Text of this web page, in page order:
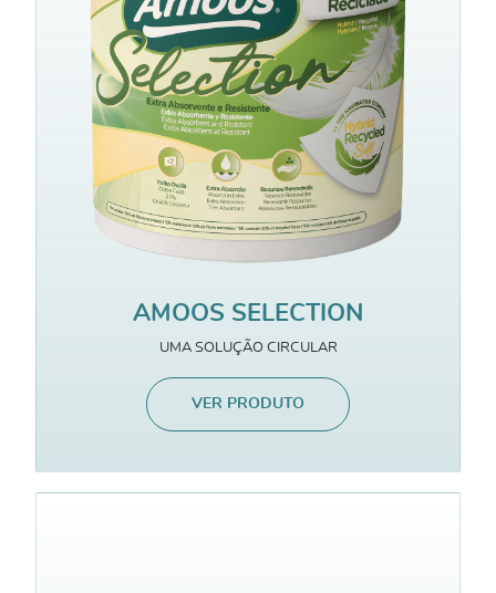
AMOOS SELECTION
UMA SOLUÇÃO CIRCULAR
VER PRODUTO